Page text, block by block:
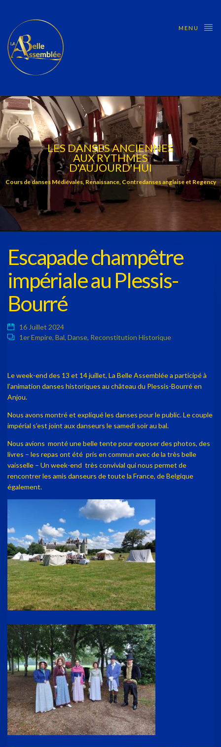
MENU
LES DANSES ANCIENNES
AUX RYTHMES
D'AUJOURD'HUI
Cours de danses Médiévales, Renaissance, Contredanses anglaise et Regency
Escapade champêtre
impériale au Plessis-
Bourré
16 Juillet 2024
1er Empire, Bal, Danse, Reconstitution Historique
Le week-end des 13 et 14 juillet, La Belle Assemblée a participé à
l’animation danses historiques au château du Plessis-Bourré en
Anjou.
Nous avons montré et expliqué les danses pour le public. Le couple
impérial s’est joint aux danseurs le samedi soir au bal.
Nous avions monté une belle tente pour exposer des photos, des
livres – les repas ont été pris en commun avec de la très belle
vaisselle – Un week-end très convivial qui nous permet de
rencontrer les amis danseurs de toute la France, de Belgique
également.